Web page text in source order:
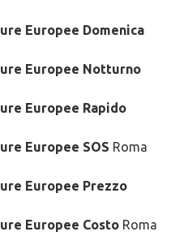
Europee Domenica
Europee Notturno
Europee Rapido
Europee SOS Roma
Europee Prezzo
Europee Costo Roma